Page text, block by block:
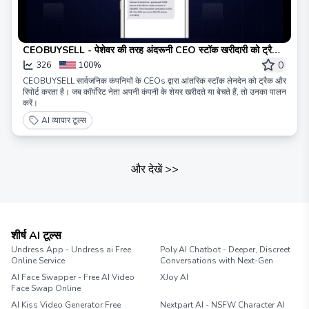
CEOBUYSELL - पेशेवर की तरह अंदरूनी CEO स्टॉक खरीदारी को ट्रैक
करें 326 100% 0
CEOBUYSELL सार्वजनिक कंपनियों के CEOs द्वारा आंतरिक स्टॉक लेनदेन को ट्रैक और
रिपोर्ट करता है। जब कॉर्पोरेट नेता अपनी कंपनी के शेयर खरीदते या बेचते हैं, तो उनका पालन
करें।
AI व्यापार टूल्स
और देखें>>
शीर्ष AI टूल्स
Undress.App - Undress ai Free
Online Service
Poly.AI Chatbot - Deeper, Discreet
Conversations with Next-Gen
AI Face Swapper - Free AI Video
Face Swap Online
XJoy AI
AI Kiss Video Generator Free
Nextpart AI - NSFW Character AI